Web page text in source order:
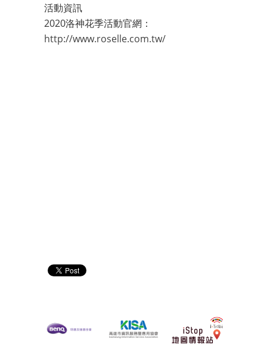
活動資訊
2020洛神花季活動官網：
http://www.roselle.com.tw/